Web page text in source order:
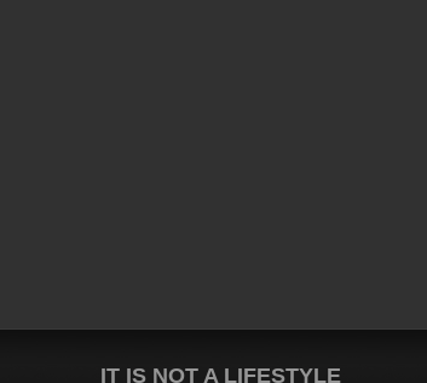
IT IS NOT A LIFESTYLE